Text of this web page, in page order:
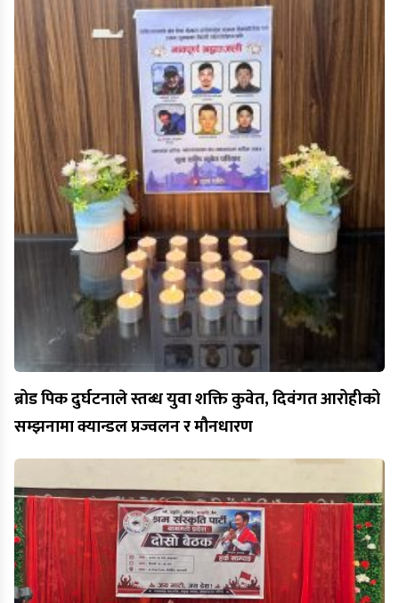
ब्रोड पिक दुर्घटनाले स्तब्ध युवा शक्ति कुवेत, दिवंगत आरोहीको
सम्झनामा क्यान्डल प्रज्वलन र मौनधारण